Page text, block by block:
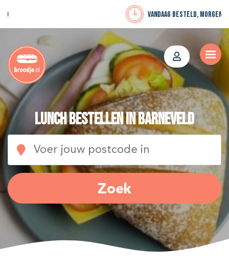
Vandaag besteld, morgen bezorgd
Lunch bestellen in Barneveld
Zoek